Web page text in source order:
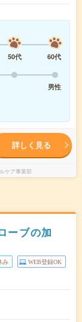
50代
60代
男性
詳しく見る
ケア事業部
ーブの加
み WEB登録OK